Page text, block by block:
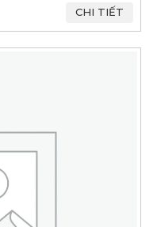
CHI TIẾT